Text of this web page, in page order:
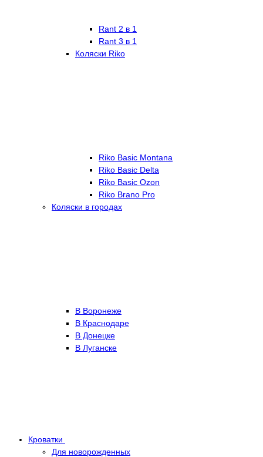
Rant 2 в 1
Rant 3 в 1
Коляски Riko
Riko Basic Montana
Riko Basic Delta
Riko Basic Ozon
Riko Brano Pro
Коляски в городах
В Воронеже
В Краснодаре
В Донецке
В Луганске
Кроватки
Для новорожденных